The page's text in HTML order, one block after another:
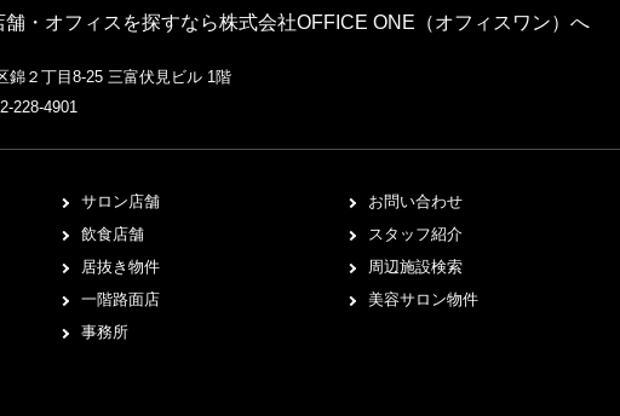
・オフィスを探すなら株式会社OFFICE ONE（オフィスワン）へ
２丁目8-25 三富伏見ビル 1階
228-4901
サロン店舗
飲食店舗
居抜き物件
一階路面店
事務所
お問い合わせ
スタッフ紹介
周辺施設検索
美容サロン物件